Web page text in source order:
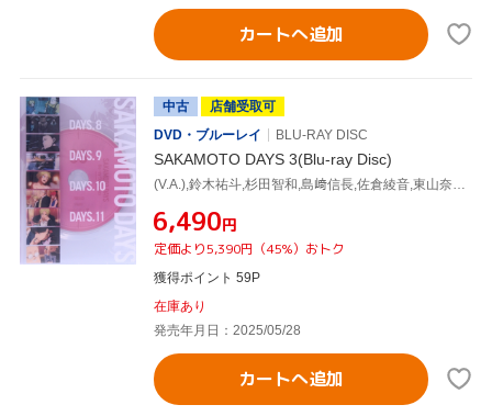
カートへ追加
中古
店舗受取可
DVD・ブルーレイ
BLU-RAY DISC
SAKAMOTO DAYS 3(Blu-ray Disc)
¥6,490円
定価より5,390円（45%）おトク
獲得ポイント 59P
在庫あり
発売年月日：2025/05/28
カートへ追加